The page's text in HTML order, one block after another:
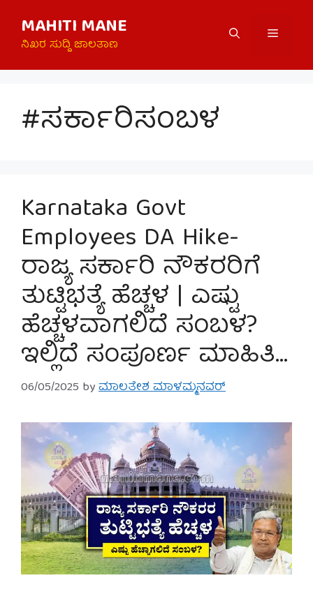
content
MAHITI MANE
ನಿಖರ ಸುದ್ದಿ ಜಾಲತಾಣ
Menu
#ಸರ್ಕಾರಿಸಂಬಳ
Karnataka Govt
Employees DA Hike-
ರಾಜ್ಯ ಸರ್ಕಾರಿ ನೌಕರರಿಗೆ
ತುಟ್ಟಿಭತ್ಯೆ ಹೆಚ್ಚಳ | ಎಷ್ಟು
ಹೆಚ್ಚಳವಾಗಲಿದೆ ಸಂಬಳ?
ಇಲ್ಲಿದೆ ಸಂಪೂರ್ಣ ಮಾಹಿತಿ…
06/05/2025 byಮಾಲತೇಶ ಮಾಳಮ್ಮನವರ್